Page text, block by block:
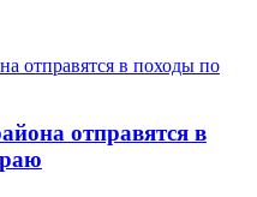
отправятся в